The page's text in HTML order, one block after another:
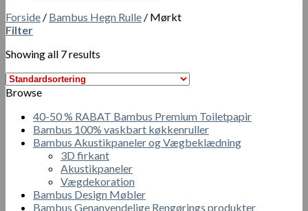
Forside / Bambus Hegn Rulle / Mørkt
Filter
Showing all 7 results
Browse
40-50 % RABAT Bambus Premium Toiletpapir
Bambus 100% vaskbart køkkenruller
Bambus Akustikpaneler og Vægbeklædning
3D firkant
Akustikpaneler
Vægdekoration
Bambus Design Møbler
Bambus Genanvendelige Rengørings produkter